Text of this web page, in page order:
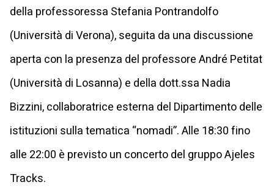
della professoressa Stefania Pontrandolfo
(Università di Verona), seguita da una discussione
aperta con la presenza del professore André Petitat
(Università di Losanna) e della dott.ssa Nadia
Bizzini, collaboratrice esterna del Dipartimento delle
istituzioni sulla tematica “nomadi”. Alle 18:30 fino
alle 22:00 è previsto un concerto del gruppo Ajeles
Tracks.